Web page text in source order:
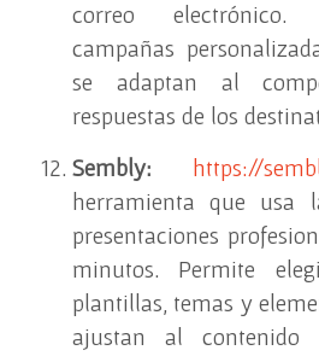
correo electrónico.
campañas
se adaptan al
respuestas de los
Sembly:
https://
herramienta que usa
presentaciones
minutos. Permite
plantillas, temas y
ajustan al